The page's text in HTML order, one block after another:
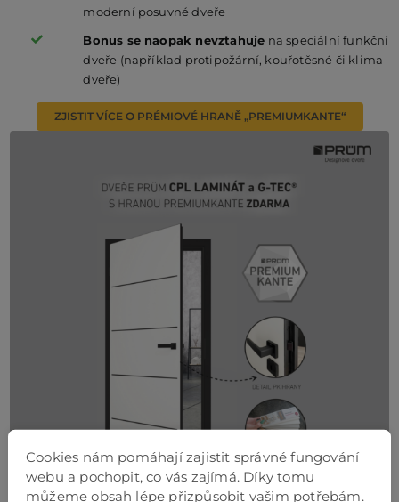
moderní posuvné dveře
Bonus se naopak nevztahuje na speciální funkční
dveře (například protipožární, kouřotěsné či klima
dveře)
ZJISTIT VÍCE O PRÉMIOVÉ HRANĚ „PREMIUMKANTE“
Cookies nám pomáhají zajistit správné fungování
webu a pochopit, co vás zajímá. Díky tomu
můžeme obsah lépe přizpůsobit vašim potřebám.